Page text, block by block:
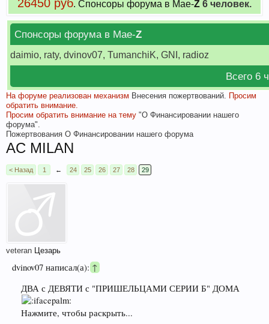
26450 руб. Cпонсоры форума в Мае-Z 6 человек.
Спонсоры форума в Мае-Z
daimio, raty, dvinov07, TumanchiK, GNI, radioz
Всего 6
На форуме реализован механизм Внесения пожертвований. Просим
обратить внимание.
Просим обратить внимание на тему "О Финансировании нашего
форума".
Пожертвования О Финансировании нашего форума
AC MILAN
< Назад 1 ← 24 25 26 27 28 29
veteran Цезарь
dvinov07 написал(а):↑
ДВА с ДЕВЯТИ с "ПРИШЕЛЬЦАМИ СЕРИИ Б" ДОМА
Нажмите, чтобы раскрыть...